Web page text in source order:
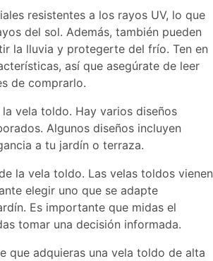
resistentes a los rayos UV, lo que
del sol. Además, también pueden
la lluvia y protegerte del frío. Ten en
así que asegúrate de leer
de comprarlo.
vela toldo. Hay varios diseños
Algunos diseños incluyen
a tu jardín o terraza.
la vela toldo. Las velas toldos vienen
elegir uno que se adapte
Es importante que midas el
tomar una decisión informada.
que adquieras una vela toldo de alta